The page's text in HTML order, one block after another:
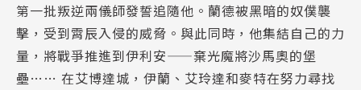
第一批叛逆兩儀師發誓追隨他。蘭德被黑暗的奴僕襲
擊，受到霄辰入侵的威脅。與此同時，他集結自己的力
量，將戰爭推進到伊利安——棄光魔將沙馬奧的堡
壘…… 在艾博達城，伊蘭、艾玲達和麥特在努力尋找